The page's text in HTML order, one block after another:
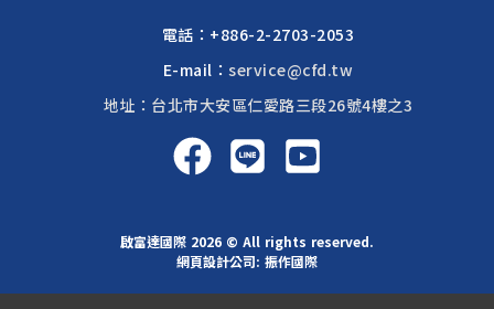
電話： +886-2-2703-2053
E-mail：service@cfd.tw
地址：台北市大安區仁愛路三段26號4樓之3
啟富達國際 2026 © All rights reserved.
網頁設計公司: 振作國際